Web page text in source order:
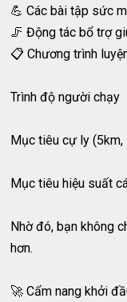
💪 Các bài tập sức
🦵 Động tác bổ trợ
📋 Chương trình
Trình độ người chạy
Mục tiêu cự ly (5km,
Mục tiêu hiệu suất
Nhờ đó, bạn không
hơn.
🚀 Cẩm nang khởi